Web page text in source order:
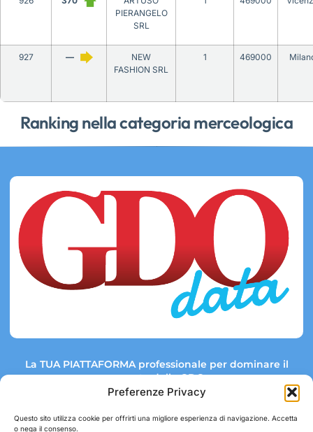
Preferenze Privacy
Questo sito utilizza cookie per offrirti una migliore esperienza di navigazione. Accetta
o nega il consenso.
Ranking nella categoria merceologica
PIERANGELO
SRL
927 —
NEW
FASHION SRL
1 469000
La TUA PIATTAFORMA professionale per dominare il
mercato della GDO.